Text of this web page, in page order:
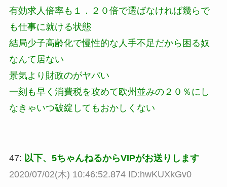
有効求人倍率も１．２０倍で選ばなければ幾らで
も仕事に就ける状態
結局少子高齢化で慢性的な人手不足だから困る奴
なんて居ない
景気より財政のがヤバい
一刻も早く消費税を攻めて欧州並みの２０％にし
なきゃいつ破綻してもおかしくない
47: 以下、5ちゃんねるからVIPがお送りします
2020/07/02(木) 10:46:52.874 ID:hwKUXkGv0